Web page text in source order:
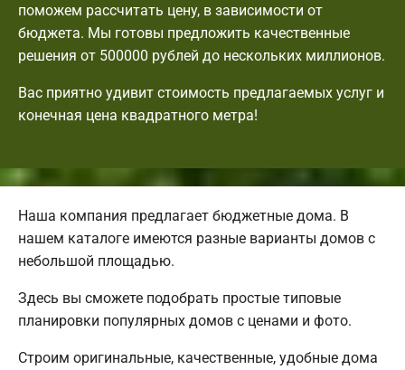
поможем рассчитать цену, в зависимости от
бюджета. Мы готовы предложить качественные
решения от 500000 рублей до нескольких миллионов.
Вас приятно удивит стоимость предлагаемых услуг и
конечная цена квадратного метра!
Наша компания предлагает бюджетные дома. В
нашем каталоге имеются разные варианты домов с
небольшой площадью.
Здесь вы сможете подобрать простые типовые
планировки популярных домов с ценами и фото.
Строим оригинальные, качественные, удобные дома